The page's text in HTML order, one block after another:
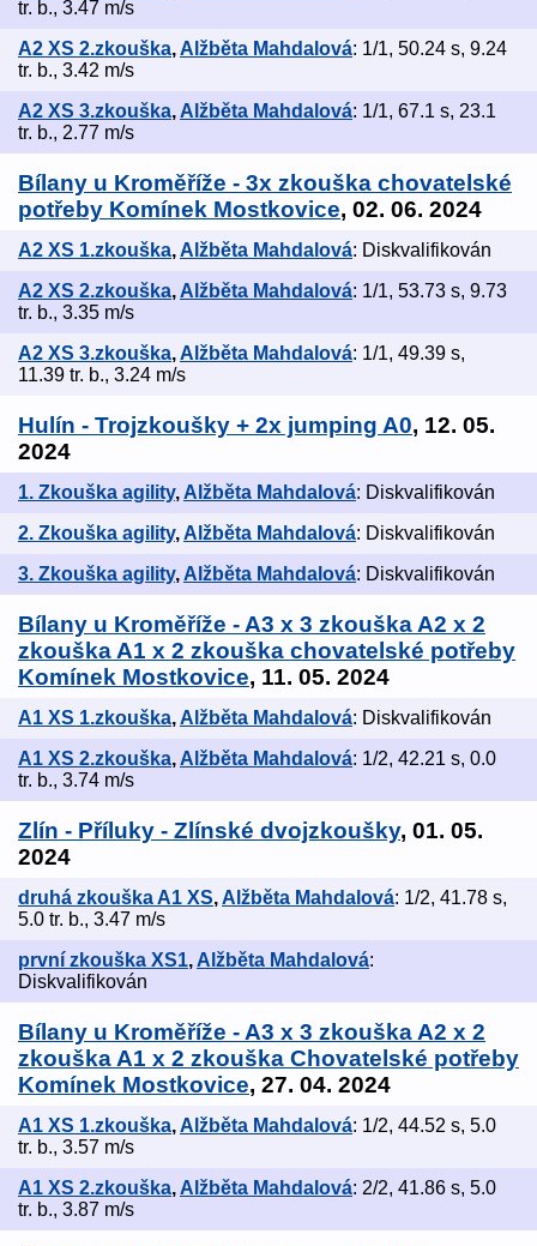
tr. b., 3.47 m/s
A2 XS 2.zkouška,Alžběta Mahdalová: 1/1, 50.24 s, 9.24
tr. b., 3.42 m/s
A2 XS 3.zkouška,Alžběta Mahdalová: 1/1, 67.1 s, 23.1
tr. b., 2.77 m/s
Bílany u Kroměříže - 3x zkouška chovatelské
potřeby Komínek Mostkovice, 02. 06. 2024
A2 XS 1.zkouška,Alžběta Mahdalová: Diskvalifikován
A2 XS 2.zkouška,Alžběta Mahdalová: 1/1, 53.73 s, 9.73
tr. b., 3.35 m/s
A2 XS 3.zkouška,Alžběta Mahdalová: 1/1, 49.39 s,
11.39 tr. b., 3.24 m/s
Hulín - Trojzkoušky + 2x jumping A0, 12. 05.
2024
1. Zkouška agility,Alžběta Mahdalová: Diskvalifikován
2. Zkouška agility,Alžběta Mahdalová: Diskvalifikován
3. Zkouška agility,Alžběta Mahdalová: Diskvalifikován
Bílany u Kroměříže - A3 x 3 zkouška A2 x 2
zkouška A1 x 2 zkouška chovatelské potřeby
Komínek Mostkovice, 11. 05. 2024
A1 XS 1.zkouška,Alžběta Mahdalová: Diskvalifikován
A1 XS 2.zkouška,Alžběta Mahdalová: 1/2, 42.21 s, 0.0
tr. b., 3.74 m/s
Zlín - Příluky - Zlínské dvojzkoušky, 01. 05.
2024
druhá zkouška A1 XS,Alžběta Mahdalová: 1/2, 41.78 s,
5.0 tr. b., 3.47 m/s
první zkouška XS1,Alžběta Mahdalová:
Diskvalifikován
Bílany u Kroměříže - A3 x 3 zkouška A2 x 2
zkouška A1 x 2 zkouška Chovatelské potřeby
Komínek Mostkovice, 27. 04. 2024
A1 XS 1.zkouška,Alžběta Mahdalová: 1/2, 44.52 s, 5.0
tr. b., 3.57 m/s
A1 XS 2.zkouška,Alžběta Mahdalová: 2/2, 41.86 s, 5.0
tr. b., 3.87 m/s